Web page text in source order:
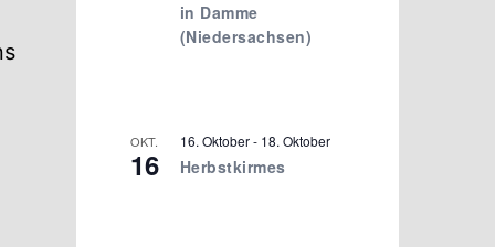
in Damme
(Niedersachsen)
OKT.
16
16. Oktober- 18. Oktober
Herbstkirmes